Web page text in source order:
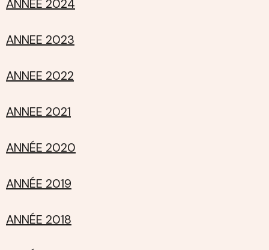
ANNEE 2024
ANNEE 2023
ANNEE 2022
ANNEE 2021
ANNÉE 2020
ANNÉE 2019
ANNÉE 2018